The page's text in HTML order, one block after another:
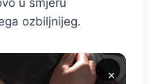
u smjeru
ozbiljnijeg.
×